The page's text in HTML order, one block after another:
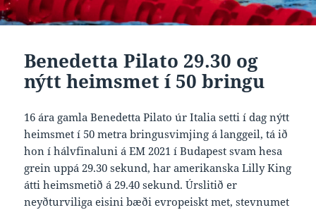
Benedetta Pilato 29.30 og
nýtt heimsmet í 50 bringu
16 ára gamla Benedetta Pilato úr Italia setti í dag nýtt
heimsmet í 50 metra bringusvimjing á langgeil, tá ið
hon í hálvfinaluni á EM 2021 í Budapest svam hesa
grein uppá 29.30 sekund, har amerikanska Lilly King
átti heimsmetið á 29.40 sekund. Úrslitið er
neyðturviliga eisini bæði evropeiskt met, stevnumet